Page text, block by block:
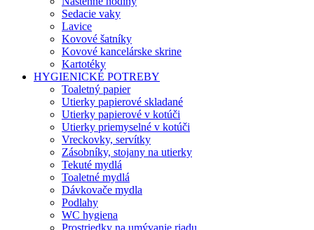
Sedacie vaky
Lavice
Kovové šatníky
Kovové kancelárske skrine
Kartotéky
HYGIENICKÉ POTREBY
Toaletný papier
Utierky papierové skladané
Utierky papierové v kotúči
Utierky priemyselné v kotúči
Vreckovky, servítky
Zásobníky, stojany na utierky
Tekuté mydlá
Toaletné mydlá
Dávkovače mydla
Podlahy
WC hygiena
Prostriedky na umývanie riadu